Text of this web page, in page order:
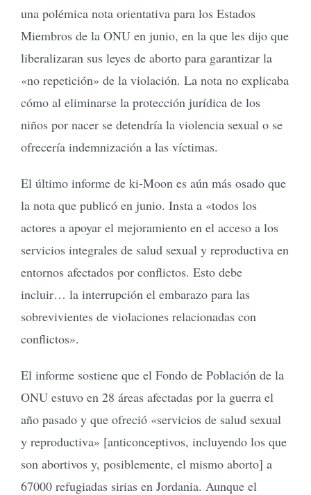
una polémica nota orientativa para los Estados
Miembros de la ONU en junio, en la que les dijo que
liberalizaran sus leyes de aborto para garantizar la
«no repetición» de la violación. La nota no explicaba
cómo al eliminarse la protección jurídica de los
niños por nacer se detendría la violencia sexual o se
ofrecería indemnización a las víctimas.
El último informe de ki-Moon es aún más osado que
la nota que publicó en junio. Insta a «todos los
actores a apoyar el mejoramiento en el acceso a los
servicios integrales de salud sexual y reproductiva en
entornos afectados por conflictos. Esto debe
incluir… la interrupción el embarazo para las
sobrevivientes de violaciones relacionadas con
conflictos».
El informe sostiene que el Fondo de Población de la
ONU estuvo en 28 áreas afectadas por la guerra el
año pasado y que ofreció «servicios de salud sexual
y reproductiva» [anticonceptivos, incluyendo los que
son abortivos y, posiblemente, el mismo aborto] a
67000 refugiadas sirias en Jordania. Aunque el